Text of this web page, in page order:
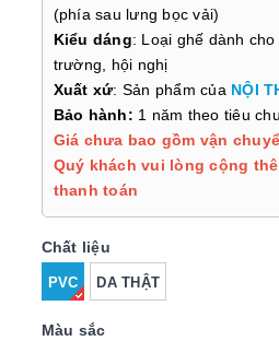
(phía sau lưng bọc vải)
Kiểu dáng: Loại ghế dành
trường, hội nghị
Xuất xứ: Sản phẩm của NỘI
Bảo hành: 1 năm theo tiêu
Giá chưa bao gồm vận
Quý khách vui lòng cộng
thanh toán
Chất liệu
PVC DA THẬT
Màu sắc